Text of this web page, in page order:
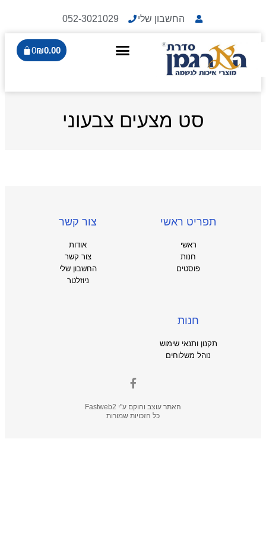
החשבון שלי 052-3021029
₪0.00
0
סט מצעים צבעוני
תפריט ראשי
ראשי
חנות
פוסטים
צור קשר
אודות
צור קשר
החשבון שלי
ניוזלטר
חנות
תקנון ותנאי שימוש
נוהל משלוחים
האתר עוצב והוקם ע"י Fastweb2
כל הזכויות שמורות